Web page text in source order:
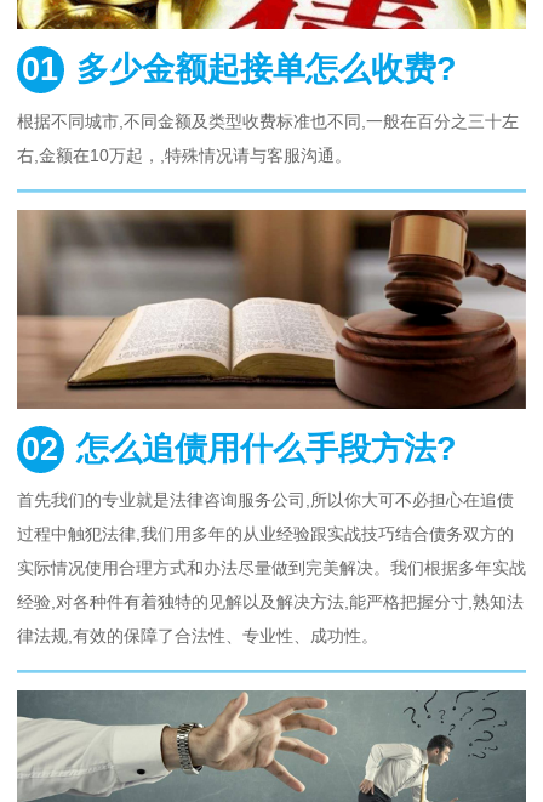
01 多少金额起接单怎么收费?
根据不同城市,不同金额及类型收费标准也不同,一般在百分之三十左
右,金额在10万起，,特殊情况请与客服沟通。
02 怎么追债用什么手段方法?
首先我们的专业就是法律咨询服务公司,所以你大可不必担心在追债
过程中触犯法律,我们用多年的从业经验跟实战技巧结合债务双方的
实际情况使用合理方式和办法尽量做到完美解决。我们根据多年实战
经验,对各种件有着独特的见解以及解决方法,能严格把握分寸,熟知法
律法规,有效的保障了合法性、专业性、成功性。